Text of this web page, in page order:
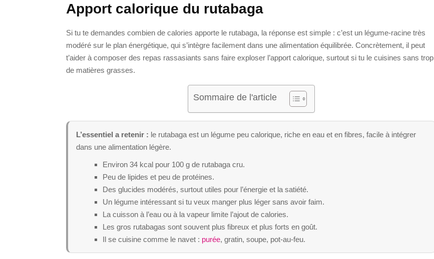
Apport calorique du rutabaga
Si tu te demandes combien de calories apporte le rutabaga, la réponse est simple : c’est un légume-racine très
modéré sur le plan énergétique, qui s’intègre facilement dans une alimentation équilibrée. Concrètement, il peut
t’aider à composer des repas rassasiants sans faire exploser l’apport calorique, surtout si tu le cuisines sans trop
de matières grasses.
Sommaire de l'article
L’essentiel a retenir : le rutabaga est un légume peu calorique, riche en eau et en fibres, facile à intégrer
dans une alimentation légère.
Environ 34 kcal pour 100 g de rutabaga cru.
Peu de lipides et peu de protéines.
Des glucides modérés, surtout utiles pour l’énergie et la satiété.
Un légume intéressant si tu veux manger plus léger sans avoir faim.
La cuisson à l’eau ou à la vapeur limite l’ajout de calories.
Les gros rutabagas sont souvent plus fibreux et plus forts en goût.
Il se cuisine comme le navet : purée, gratin, soupe, pot-au-feu.